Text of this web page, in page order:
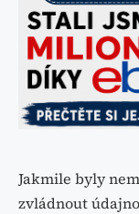
Jakmile byly
zvládnout